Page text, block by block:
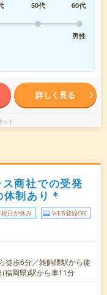
50代
60代
男性
詳しく見る
ット
商社での受発
制あり＊
祝日が休み WEB登録OK
徒歩6分／雑餉隈駅から徒
福岡県)駅から車11分